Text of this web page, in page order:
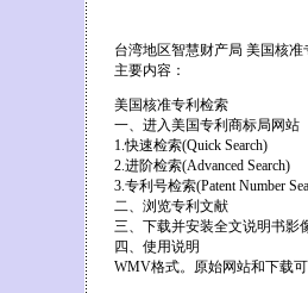
台湾地区智慧财产局 美国核
主要内容：
美国核准专利检索
一、进入美国专利商标局网站
1.快速检索(Quick Search)
2.进阶检索(Advanced Search)
3.专利号检索(Patent Number
二、浏览专利文献
三、下载并安装全文说明书影
四、使用说明
WMV格式。原始网站和下载